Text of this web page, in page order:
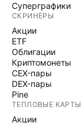
Суперграфики
СКРИНЕРЫ
Акции
ETF
Облигации
Криптомонеты
CEX-пары
DEX-пары
Pine
ТЕПЛОВЫЕ КАРТЫ
Акции